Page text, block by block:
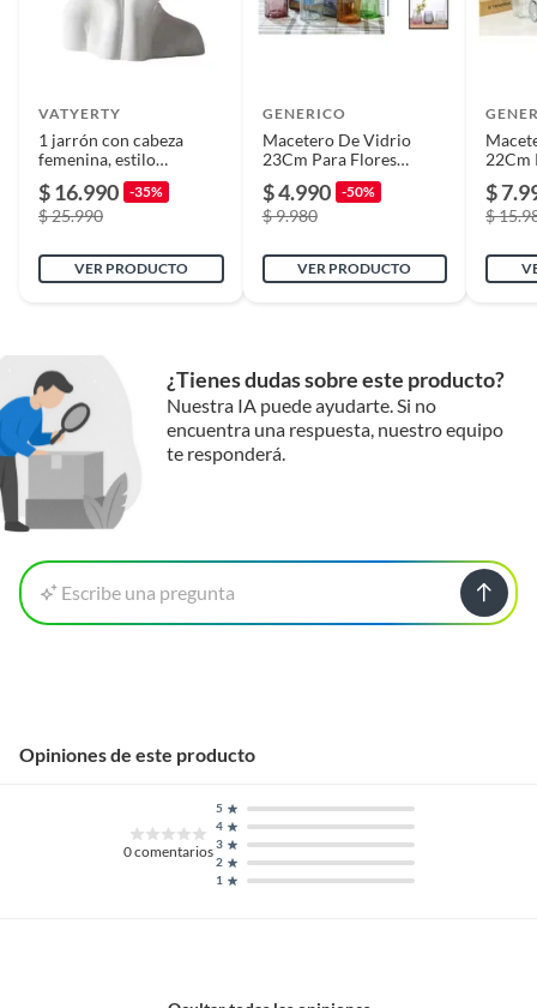
VATYERTY
1 jarrón con cabeza
femenina, estilo
moderno de resina
$ 16.990 -35%
$ 25.990
VER PRODUCTO
GENERICO
Macetero De Vidrio
23Cm Para Flores
$ 4.990 -50%
$ 9.980
VER PRODUCTO
22Cm
$
$
¿Tienes dudas sobre este producto?
Nuestra IA puede ayudarte. Si no
encuentra una respuesta, nuestro equipo
te responderá.
Escribe una pregunta
Opiniones de este producto
0comentarios
1
2
3
4
5